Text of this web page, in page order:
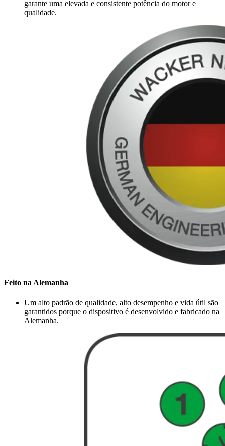
garante uma elevada e consistente potência do motor e
qualidade.
Feito na Alemanha
Um alto padrão de qualidade, alto desempenho e vida útil são
garantidos porque o dispositivo é desenvolvido e fabricado na
Alemanha.